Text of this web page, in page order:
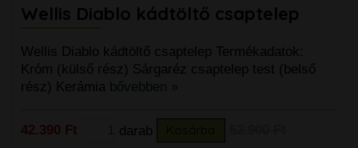
Wellis Diablo kádtöltő csaptelep
Wellis Diablo kádtöltő csaptelep Termékadatok:
Króm (külső rész) Sárgaréz csaptelep test (belső
rész) Kerámia bővebben »
42.390 Ft darab